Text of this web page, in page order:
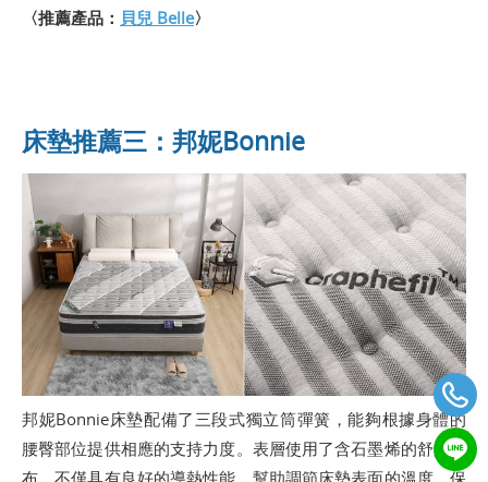
〈推薦產品： 貝兒 Belle〉
床墊推薦三：邦妮Bonnie
邦妮Bonnie床墊配備了三段式獨立筒彈簧，能夠根據身體的
腰臀部位提供相應的支持力度。表層使用了含石墨烯的舒柔表
布，不僅具有良好的導熱性能，幫助調節床墊表面的溫度，保